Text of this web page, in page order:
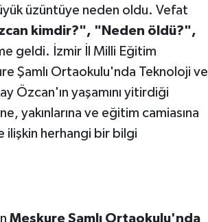
üzüntüye neden oldu. Vefat
kimdir?", "Neden öldü?",
geldi. İzmir İl Milli Eğitim
Şamlı Ortaokulu'nda Teknoloji ve
Özcan'ın yaşamını yitirdiği
yakınlarına ve eğitim camiasına
ilişkin herhangi bir bilgi
Meşkure Şamlı Ortaokulu'nda